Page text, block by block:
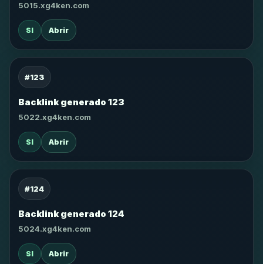
5015.xg4ken.com
SI Abrir
#123
Backlink generado 123
5022.xg4ken.com
SI Abrir
#124
Backlink generado 124
5024.xg4ken.com
SI Abrir